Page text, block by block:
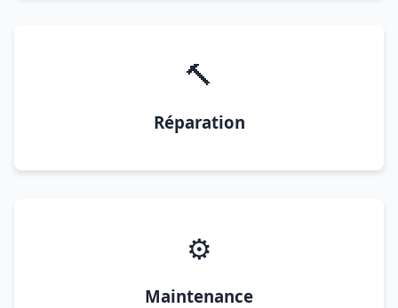
🔨
Réparation
⚙️
Maintenance